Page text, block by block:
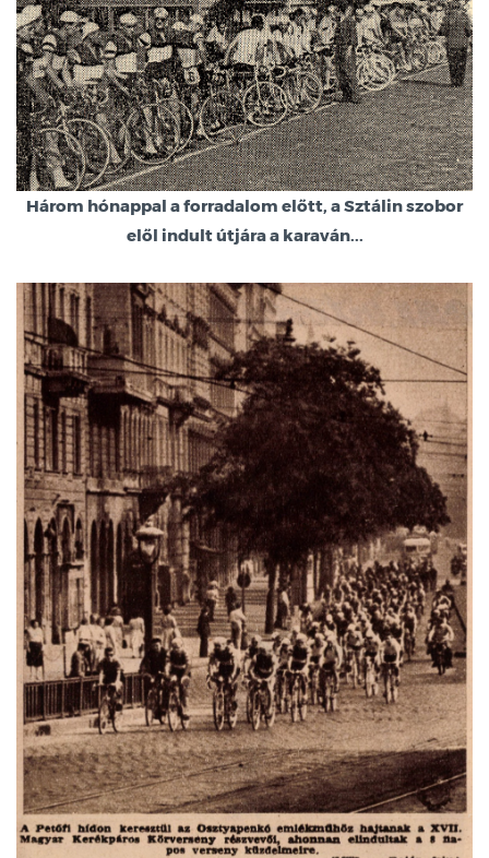
Három hónappal a forradalom előtt, a Sztálin szobor
elől indult útjára a karaván...